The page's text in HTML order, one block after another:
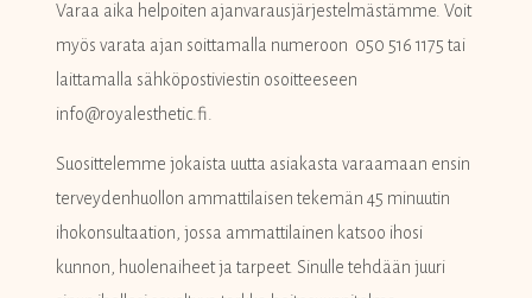
Varaa aika helpoiten ajanvarausjärjestelmästämme. Voit
myös varata ajan soittamalla numeroon 050 516 1175 tai
laittamalla sähköpostiviestin osoitteeseen
info@royalesthetic.fi.
Suosittelemme jokaista uutta asiakasta varaamaan ensin
terveydenhuollon ammattilaisen tekemän 45 minuutin
ihokonsultaation, jossa ammattilainen katsoo ihosi
kunnon, huolenaiheet ja tarpeet. Sinulle tehdään juuri